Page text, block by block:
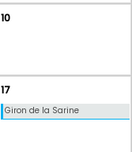
10
17
Giron de la Sarine